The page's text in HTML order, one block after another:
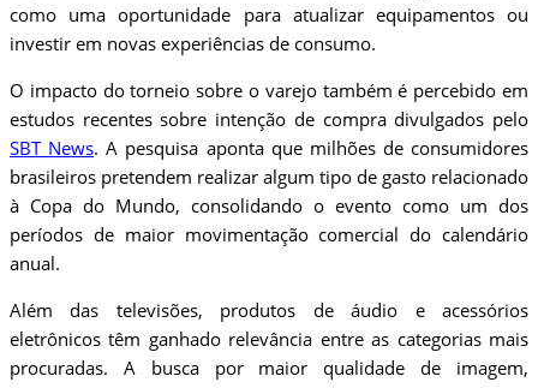
como uma oportunidade para atualizar equipamentos ou
investir em novas experiências de consumo.
O impacto do torneio sobre o varejo também é percebido em
estudos recentes sobre intenção de compra divulgados pelo
SBT News. A pesquisa aponta que milhões de consumidores
brasileiros pretendem realizar algum tipo de gasto relacionado
à Copa do Mundo, consolidando o evento como um dos
períodos de maior movimentação comercial do calendário
anual.
Além das televisões, produtos de áudio e acessórios
eletrônicos têm ganhado relevância entre as categorias mais
procuradas. A busca por maior qualidade de imagem,